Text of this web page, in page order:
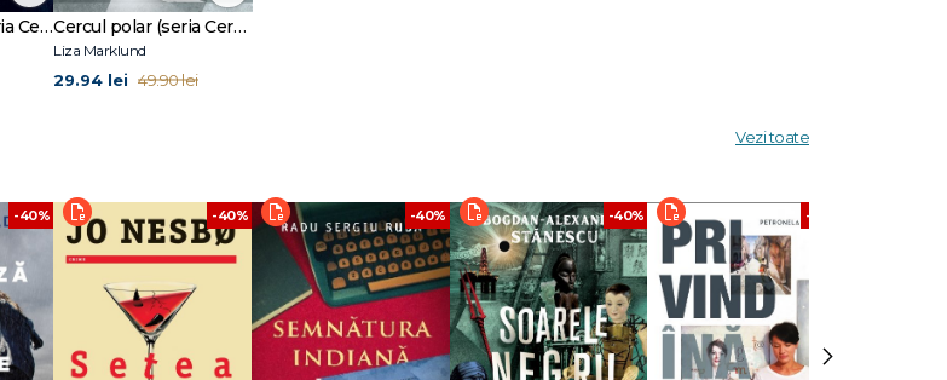
Mlaștina rece (seria Cercul polar, vol. 2) Cercul polar (seria Cercul polar, vol. 1)
Liza Marklund
29.94 lei 49.90 lei
Vezi toate
-40% -40% -40% -40% -40%
›